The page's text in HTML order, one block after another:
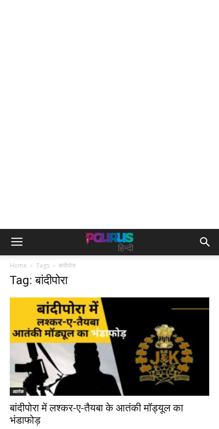
Home Tags बांदीपोरा
Tag: बांदीपोरा
आतंक
बांदीपोरा में लश्कर-ए-तैयबा के आतंकी मॉड्यूल का
भंडाफोड़